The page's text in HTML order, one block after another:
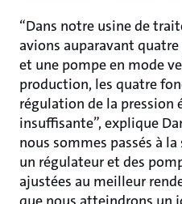
“Dans notre usine de
avions auparavant
et une pompe en mode
production, les quatre
régulation de la
insuffisante”, explique
nous sommes passés à
un régulateur et des
ajustées au meilleur